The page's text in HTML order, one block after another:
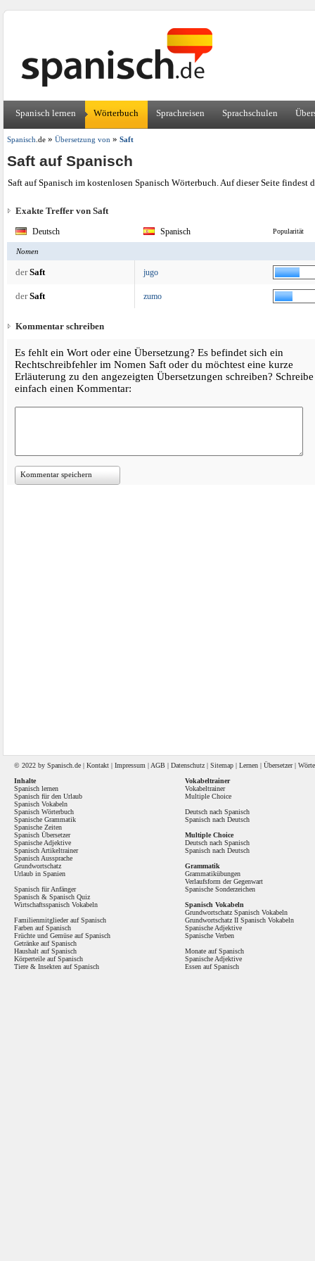
Spanisch lernen Wörterbuch Sprachreisen Sprachschulen
Spanisch .de» Übersetzung von» Saft
Saft auf Spanisch
Saft auf Spanisch im kostenlosen Spanisch Wörterbuch. Auf dieser Seite findest
Exakte Treffer von Saft
Deutsch Spanisch Popularität
Nomen
derSaft jugo
derSaft zumo
Kommentar schreiben
Es fehlt ein Wort oder eine Übersetzung? Es befindet sich ein
Rechtschreibfehler im Nomen Saft oder du möchtest eine kurze
Erläuterung zu den angezeigten Übersetzungen schreiben? Schreibe
einfach einen Kommentar:
Kommentar speichern
© 2022 by Spanisch .de | Kontakt | Impressum | AGB | Datenschutz | Sitemap | Lernen | Übersetzer|
Inhalte
Spanisch lernen
Spanisch für den Urlaub
Spanisch Vokabeln
Spanisch Wörterbuch
Spanische Grammatik
Spanische Zeiten
Spanisch Übersetzer
Spanische Adjektive
Spanisch Artikeltrainer
Spanisch Aussprache
Grundwortschatz
Urlaub in Spanien
Spanisch für Anfänger
Spanisch & Spanisch Quiz
Wirtschaftsspanisch Vokabeln
Familienmitglieder auf Spanisch
Farben auf Spanisch
Früchte und Gemüse auf Spanisch
Getränke auf Spanisch
Haushalt auf Spanisch
Körperteile auf Spanisch
Tiere & Insekten auf Spanisch
Vokabeltrainer
Vokabeltrainer
Multiple Choice
Deutsch nach Spanisch
Spanisch nach Deutsch
Multiple Choice
Deutsch nach Spanisch
Spanisch nach Deutsch
Grammatik
Grammatikübungen
Verlaufsform der Gegenwart
Spanische Sonderzeichen
Spanisch Vokabeln
Grundwortschatz Spanisch Vokabeln
Grundwortschatz II Spanisch Vokabeln
Spanische Adjektive
Spanische Verben
Monate auf Spanisch
Spanische Adjektive
Essen auf Spanisch